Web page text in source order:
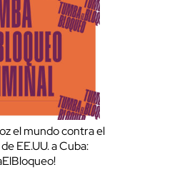
el mundo contra el
EE.UU. a Cuba: